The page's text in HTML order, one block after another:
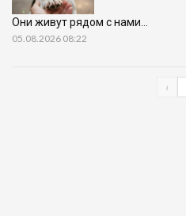
Они живут рядом с нами…
05.08.2026 08:22
‹